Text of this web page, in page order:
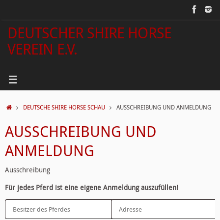
springen
DEUTSCHER SHIRE HORSE
VEREIN E.V.
STARTDEUTSCHE SHIRE HORSE SCHAU AUSSCHREIBUNG UND ANMELDUNG
AUSSCHREIBUNG UND
ANMELDUNG
Ausschreibung
Für jedes Pferd ist eine eigene Anmeldung auszufüllen!